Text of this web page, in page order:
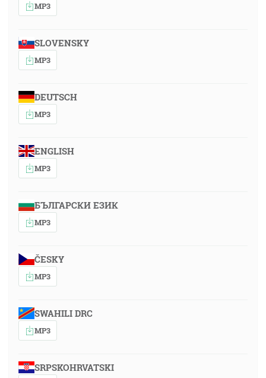
MP3
SLOVENSKY
MP3
DEUTSCH
MP3
ENGLISH
MP3
БЪЛГАРСКИ ЕЗИК
MP3
ČESKY
MP3
SWAHILI DRC
MP3
SRPSKOHRVATSKI